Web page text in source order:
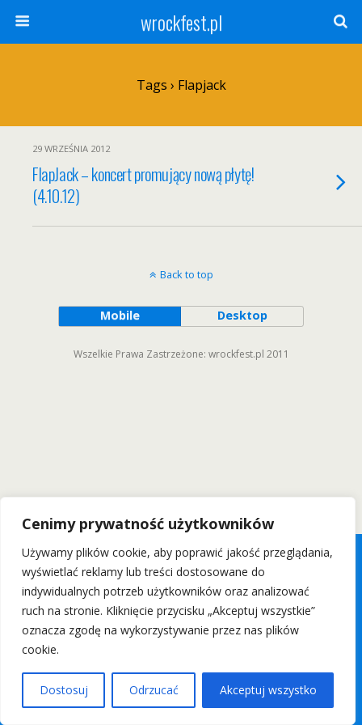
Cenimy prywatność użytkowników
Używamy plików cookie, aby poprawić jakość przeglądania,
wyświetlać reklamy lub treści dostosowane do
indywidualnych potrzeb użytkowników oraz analizować
ruch na stronie. Kliknięcie przycisku „Akceptuj wszystkie”
oznacza zgodę na wykorzystywanie przez nas plików
cookie.
Dostosuj Odrzucać Akceptuj wszystko
wrockfest.pl
Tags › Flapjack
29 WRZEŚNIA 2012
FlapJack – koncert promujący nową płytę!
(4.10.12)
Back to top
Mobile Desktop
Wszelkie Prawa Zastrzeżone: wrockfest.pl 2011